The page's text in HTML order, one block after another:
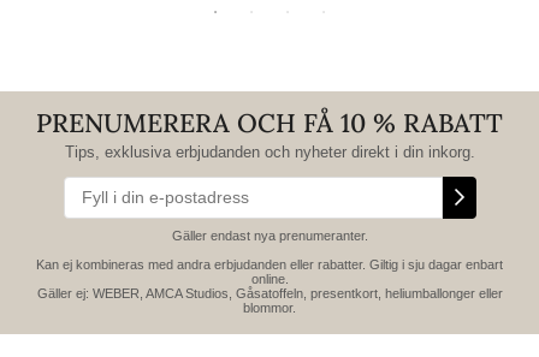
PRENUMERERA OCH FÅ 10 % RABATT
Tips, exklusiva erbjudanden och nyheter direkt i din inkorg.
Gäller endast nya prenumeranter.
Kan ej kombineras med andra erbjudanden eller rabatter. Giltig i sju dagar enbart
online.
Gäller ej: WEBER, AMCA Studios, Gåsatoffeln, presentkort, heliumballonger eller
blommor.